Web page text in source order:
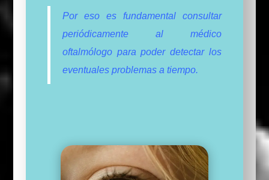
Por eso es fundamental consultar
periódicamente al médico
oftalmólogo para poder detectar los
eventuales problemas a tiempo.